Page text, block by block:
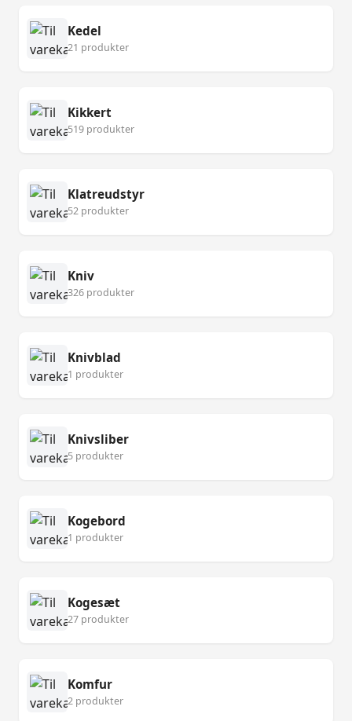
Kedel
21 produkter
Kikkert
519 produkter
Klatreudstyr
52 produkter
Kniv
326 produkter
Knivblad
1 produkter
Knivsliber
5 produkter
Kogebord
1 produkter
Kogesæt
27 produkter
Komfur
2 produkter